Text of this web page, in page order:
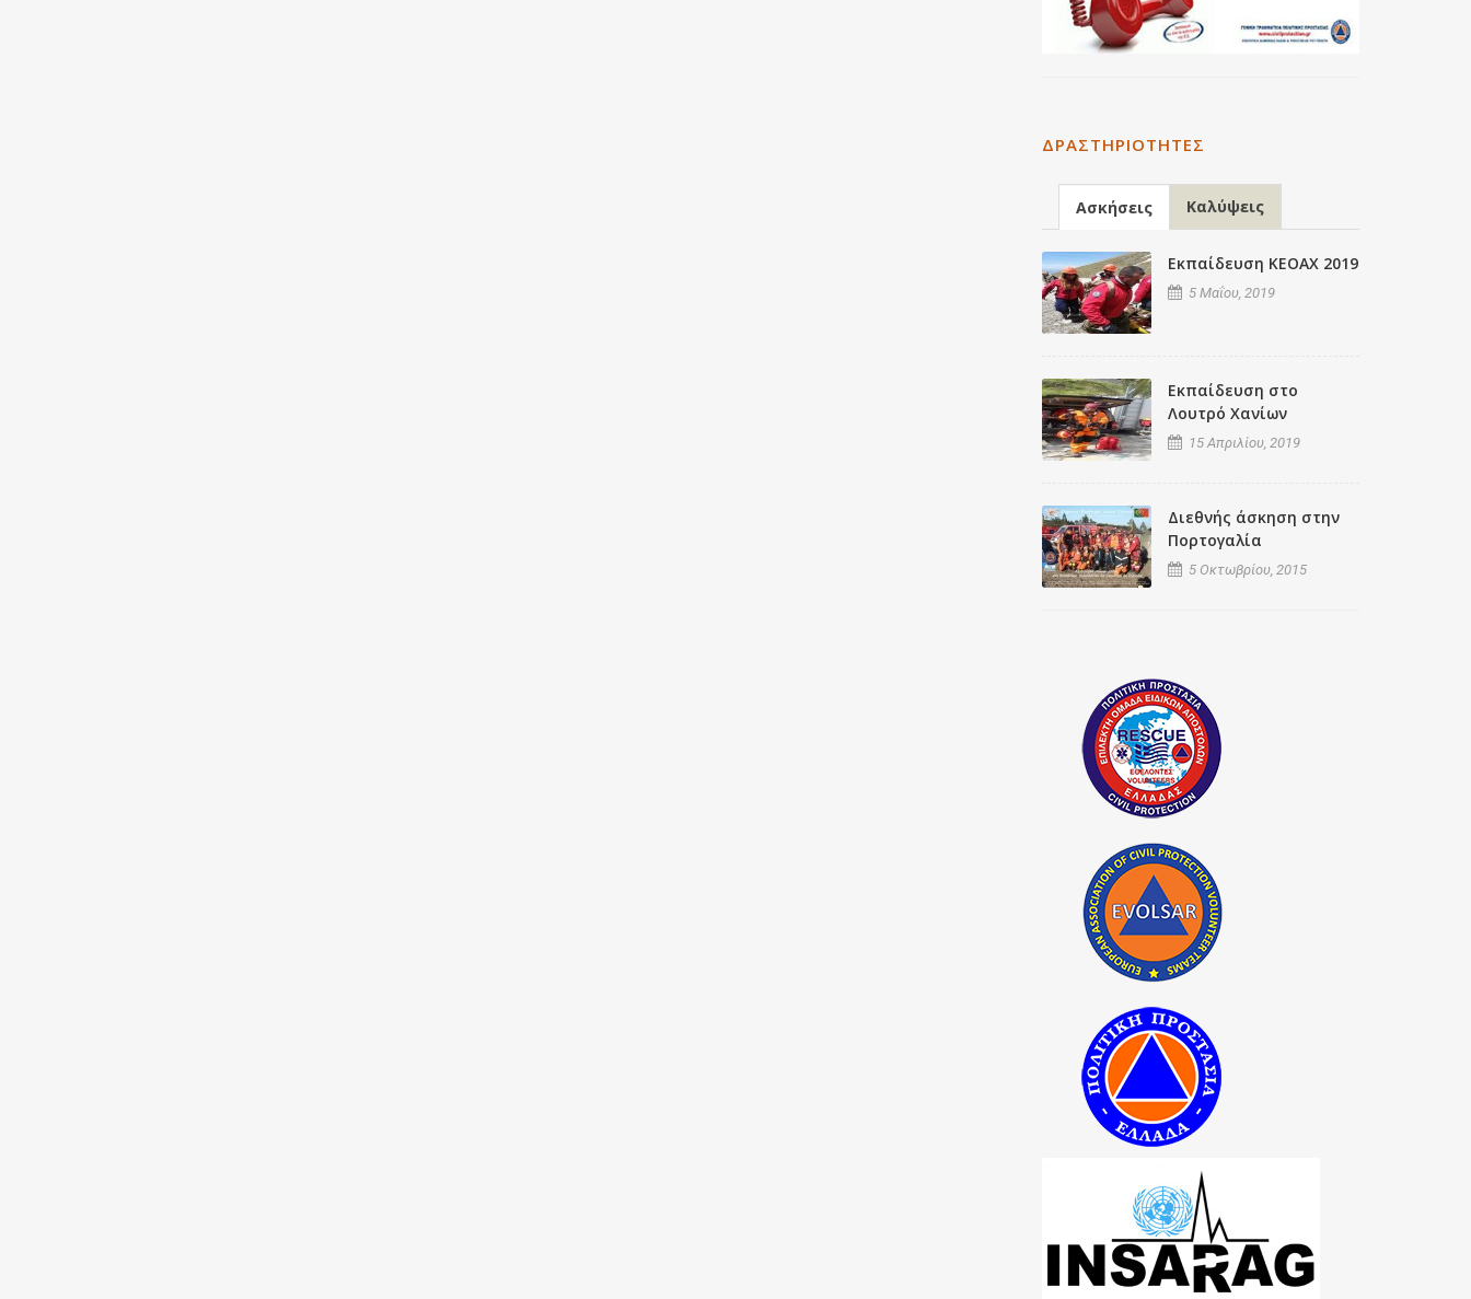
ΔΡΑΣΤΗΡΙΌΤΗΤΕΣ
Ασκήσεις Καλύψεις
Εκπαίδευση ΚΕΟΑΧ 2019
5 Μαΐου, 2019
Εκπαίδευση στο
Λουτρό Χανίων
15 Απριλίου, 2019
Διεθνής άσκηση στην
Πορτογαλία
5 Οκτωβρίου, 2015